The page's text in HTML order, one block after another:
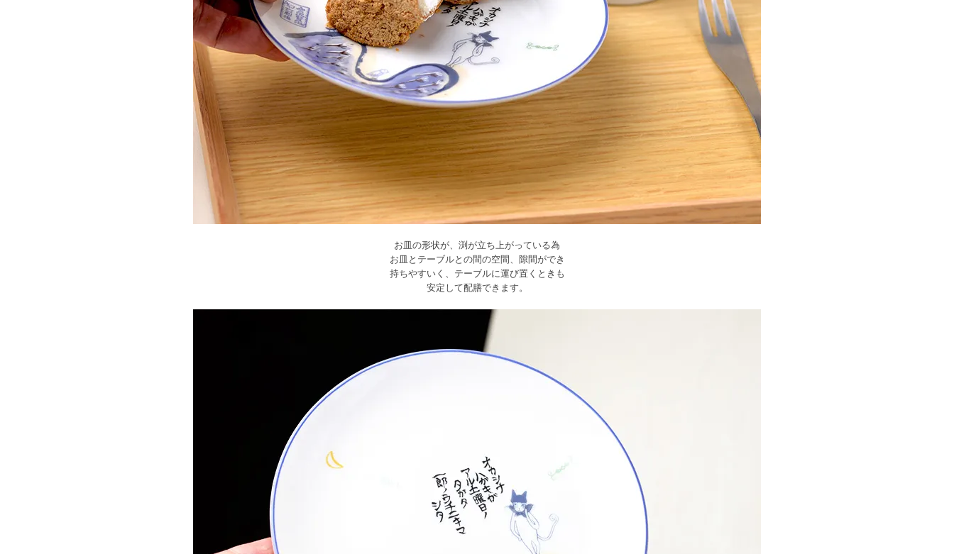
お皿の形状が、渕が立ち上がっている為
お皿とテーブルとの間の空間、隙間ができ
持ちやすいく、テーブルに運び置くときも
安定して配膳できます。